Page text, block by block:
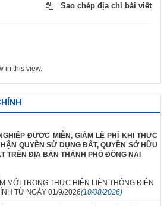
Sao chép địa chỉ bài viết
in this view.
ĐƯỢC MIỄN, GIẢM LỆ PHÍ KHI THỰC
QUYỀN SỬ DỤNG ĐẤT, QUYỀN SỞ HỮU
TRÊN ĐỊA BÀN THÀNH PHỐ ĐỒNG NAI
MỚI TRONG THỰC HIỆN LIÊN THÔNG ĐIỆN
TỪ NGÀY 01/9/2026(10/08/2026)